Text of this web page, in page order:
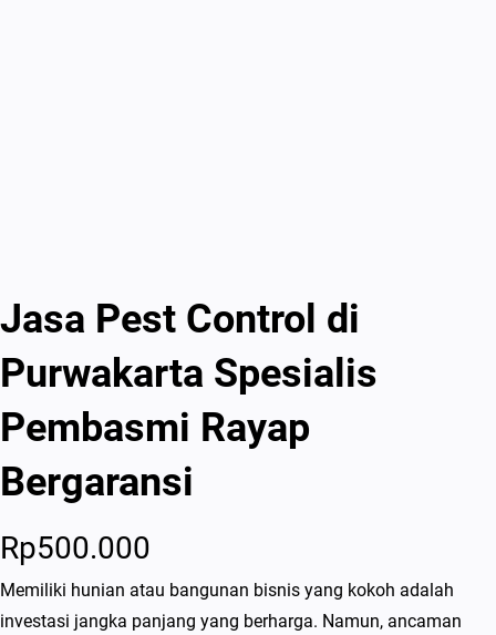
Jasa Pest Control di
Purwakarta Spesialis
Pembasmi Rayap
Bergaransi
Rp500.000
Memiliki hunian atau bangunan bisnis yang kokoh adalah
investasi jangka panjang yang berharga. Namun, ancaman